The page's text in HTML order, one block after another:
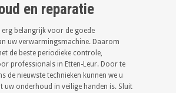
en reparatie
erg belangrijk voor de goede
uw verwarmingsmachine. Daarom
de beste periodieke controle,
professionals in Etten-Leur. Door te
de nieuwste technieken kunnen we u
uw onderhoud in veilige handen is. Sluit